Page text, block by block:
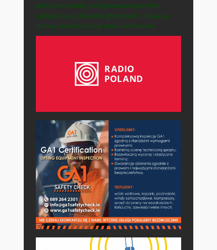
polityczne zasady funkcjonowania państwa,
opisują zasady działania gospodarki i pokazują
sprawy, na które każdy może mieć wpływ.